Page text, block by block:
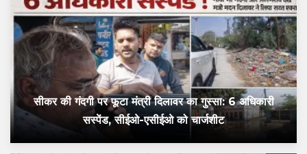
सीकर की गंदगी पर फूटा मंत्री दिलावर का गुस्सा: 6 अधिकारी
सस्पेंड, सीईओ-एसीईओ को चार्जशीट